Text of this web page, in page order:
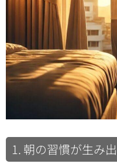
1. 朝の習慣が生み